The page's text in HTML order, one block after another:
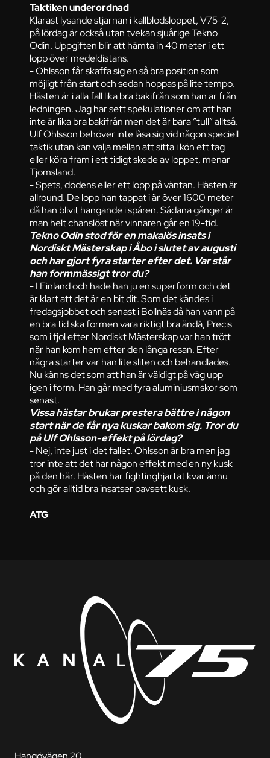
Taktiken underordnad
Klarast lysande stjärnan i kallblodsloppet, V75-2,
på lördag är också utan tvekan sjuårige Tekno
Odin. Uppgiften blir att hämta in 40 meter i ett
lopp över medeldistans.
- Ohlsson får skaffa sig en så bra position som
möjligt från start och sedan hoppas på lite tempo.
Hästen är i alla fall lika bra bakifrån som han är från
ledningen. Jag har sett spekulationer om att han
inte är lika bra bakifrån men det är bara ”tull” alltså.
Ulf Ohlsson behöver inte låsa sig vid någon speciell
taktik utan kan välja mellan att sitta i kön ett tag
eller köra fram i ett tidigt skede av loppet, menar
Tjomsland.
- Spets, dödens eller ett lopp på väntan. Hästen är
allround. De lopp han tappat i är över 1600 meter
då han blivit hängande i spåren. Sådana gånger är
man helt chanslöst när vinnaren går en 19-tid.
Tekno Odin stod för en makalös insats i
Nordiskt Mästerskap i Åbo i slutet av augusti
och har gjort fyra starter efter det. Var står
han formmässigt tror du?
- I Finland och hade han ju en superform och det
är klart att det är en bit dit. Som det kändes i
fredagsjobbet och senast i Bollnäs då han vann på
en bra tid ska formen vara riktigt bra ändå, Precis
som i fjol efter Nordiskt Mästerskap var han trött
när han kom hem efter den långa resan. Efter
några starter var han lite sliten och behandlades.
Nu känns det som att han är väldigt på väg upp
igen i form. Han går med fyra aluminiusmskor som
senast.
Vissa hästar brukar prestera bättre i någon
start när de får nya kuskar bakom sig. Tror du
på Ulf Ohlsson-effekt på lördag?
- Nej, inte just i det fallet. Ohlsson är bra men jag
tror inte att det har någon effekt med en ny kusk
på den här. Hästen har fightinghjärtat kvar ännu
och gör alltid bra insatser oavsett kusk.
ATG